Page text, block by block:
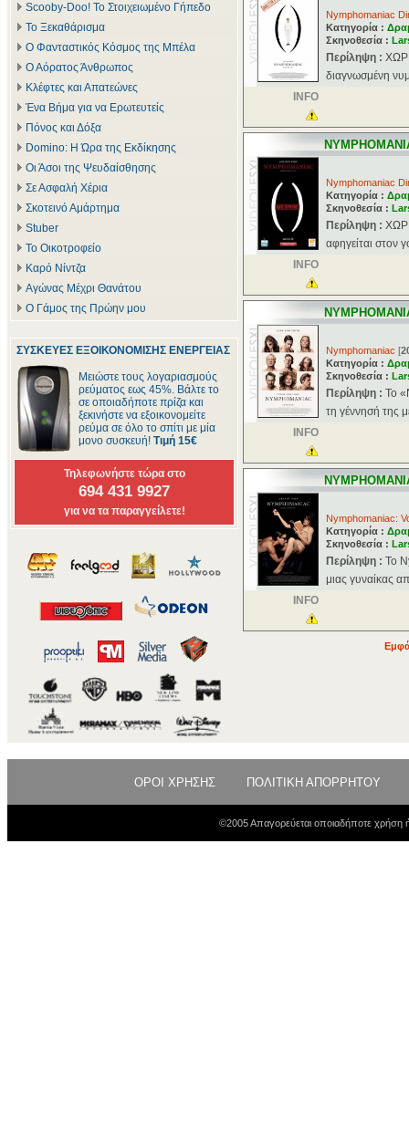
Scooby-Doo! Το Στοιχειωμένο Γήπεδο
Το Ξεκαθάρισμα
Ο Φανταστικός Κόσμος της Μπέλα
Ο Αόρατος Άνθρωπος
Κλέφτες και Απατεώνες
Ένα Βήμα για να Ερωτευτείς
Πόνος και Δόξα
Domino: Η Ώρα της Εκδίκησης
Οι Άσοι της Ψευδαίσθησης
Σε Ασφαλή Χέρια
Σκοτεινό Αμάρτημα
Stuber
Το Οικοτροφείο
Καρό Νίντζα
Αγώνας Μέχρι Θανάτου
Ο Γάμος της Πρώην μου
ΣΥΣΚΕΥΕΣ ΕΞΟΙΚΟΝΟΜΙΣΗΣ ΕΝΕΡΓΕΙΑΣ
Μειώστε τους λογαριασμούς
ρεύματος εως 45%. Βάλτε το
σε οποιαδήποτε πρίζα και
ξεκινήστε να εξοικονομείτε
ρεύμα σε όλο το σπίτι με μία
μονο συσκευή! Τιμή 15€
Τηλεφωνήστε τώρα στο
694 431 9927
για να τα παραγγείλετε!
Nymphomaniac
Κατηγορία :
Σκηνοθεσία :
Περίληψη :
διαγνωσμένη
INFO
Nymphomaniac
Κατηγορία :
Σκηνοθεσία :
Περίληψη :
αφηγείται στον
INFO
Nymphomaniac [
Κατηγορία :
Σκηνοθεσία :
Περίληψη : Το
τη γέννησή της
INFO
Nymphomaniac:
Κατηγορία :
Σκηνοθεσία :
Περίληψη : Το
μιας γυναίκας
INFO
ΟΡΟΙ ΧΡΗΣΗΣ ΠΟΛΙΤΙΚΗ ΑΠΟΡΡΗΤΟΥ
©2005 Απαγορεύεται οποιαδήποτε χρήση